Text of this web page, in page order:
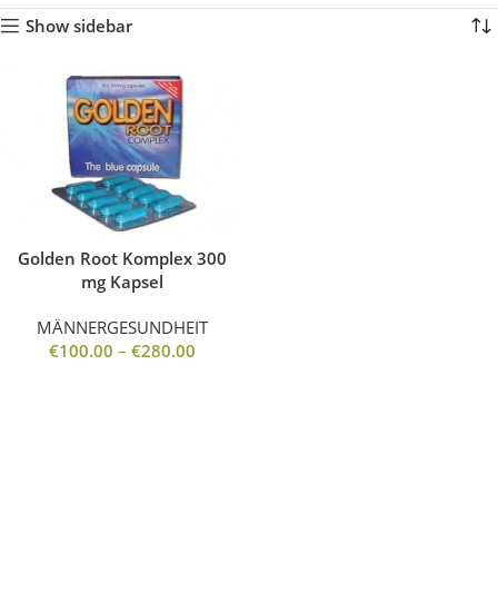
Show sidebar
Golden Root Komplex 300
mg Kapsel
MÄNNERGESUNDHEIT
€100.00 – €280.00